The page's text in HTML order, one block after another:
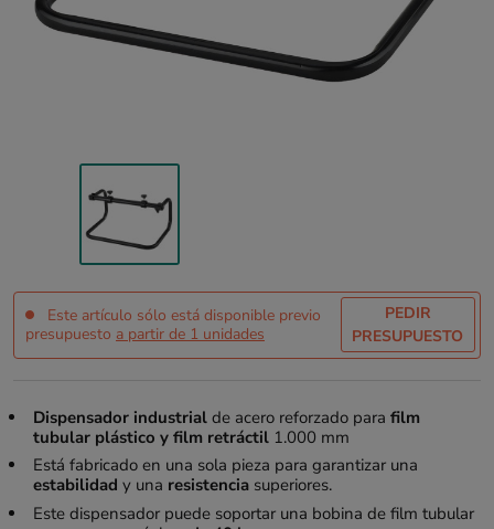
Este artículo sólo está disponible previo
presupuesto a partir de 1 unidades
PEDIR
PRESUPUESTO
Dispensador industrialde acero reforzado para film
tubular plástico y film retráctil1.000 mm
Está fabricado en una sola pieza para garantizar una
estabilidad y una resistenciasuperiores.
Este dispensador puede soportar una bobina de film tubular